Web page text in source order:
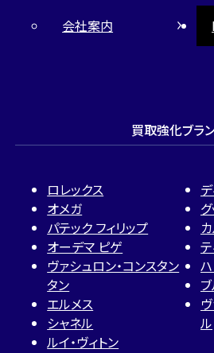
会社案内
買取強化ブラ
ロレックス
オメガ
パテック フィリップ
オーデマ ピゲ
ヴァシュロン・コンスタン
タン
エルメス
シャネル
ルイ・ヴィトン
ル